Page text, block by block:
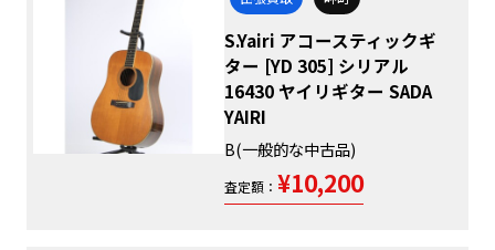
S.Yairi アコースティックギ
ター [YD 305] シリアル
16430 ヤイリギター SADA
YAIRI
B(一般的な中古品)
査定額： ¥10,200